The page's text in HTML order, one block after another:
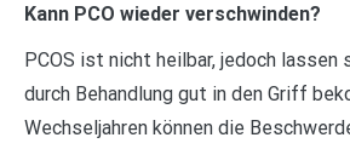
Kann PCO wieder verschwinden?
PCOS ist nicht heilbar, jedoch lassen
durch Behandlung gut in den Griff
Wechseljahren können die